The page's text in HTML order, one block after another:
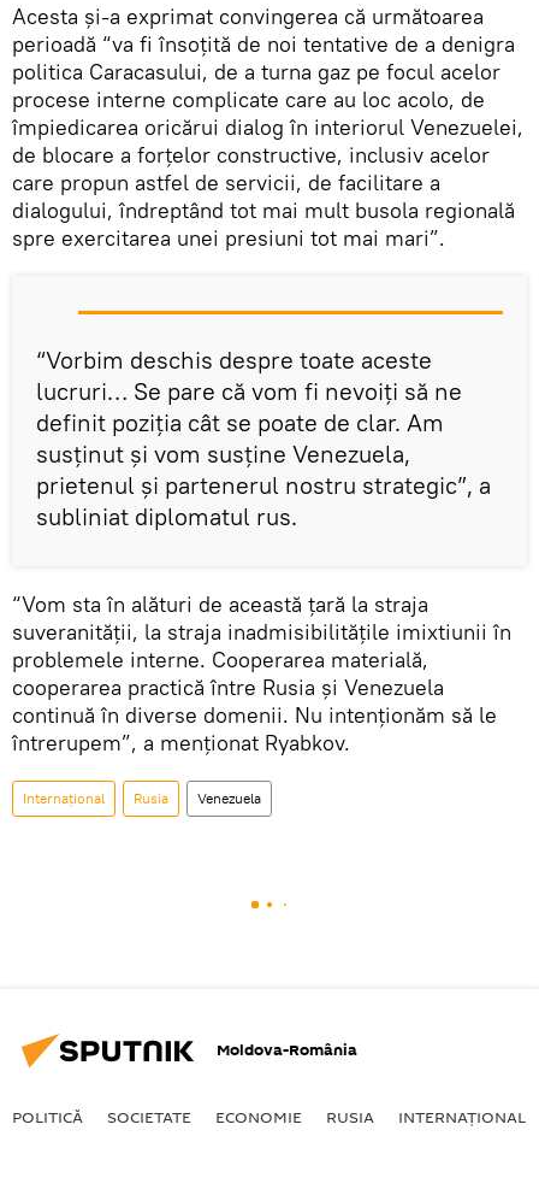
Acesta și-a exprimat convingerea că următoarea
perioadă “va fi însoțită de noi tentative de a denigra
politica Caracasului, de a turna gaz pe focul acelor
procese interne complicate care au loc acolo, de
împiedicarea oricărui dialog în interiorul Venezuelei,
de blocare a forțelor constructive, inclusiv acelor
care propun astfel de servicii, de facilitare a
dialogului, îndreptând tot mai mult busola regională
spre exercitarea unei presiuni tot mai mari”.
“Vorbim deschis despre toate aceste
lucruri… Se pare că vom fi nevoiți să ne
definit poziția cât se poate de clar. Am
susținut și vom susține Venezuela,
prietenul și partenerul nostru strategic”, a
subliniat diplomatul rus.
“Vom sta în alături de această țară la straja
suveranității, la straja inadmisibilitățile imixtiunii în
problemele interne. Cooperarea materială,
cooperarea practică între Rusia și Venezuela
continuă în diverse domenii. Nu intenționăm să le
întrerupem”, a menționat Ryabkov.
Internaţional Rusia Venezuela
Moldova-România
POLITICĂ SOCIETATE ECONOMIE RUSIA INTERNAŢIONAL